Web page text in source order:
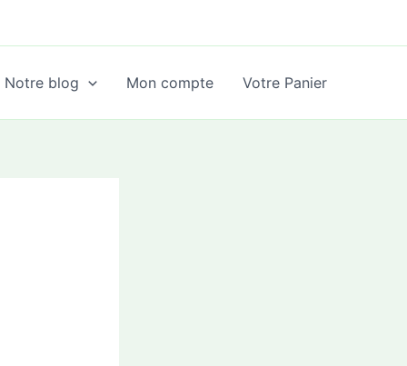
Notre blog Mon compte Votre Panier